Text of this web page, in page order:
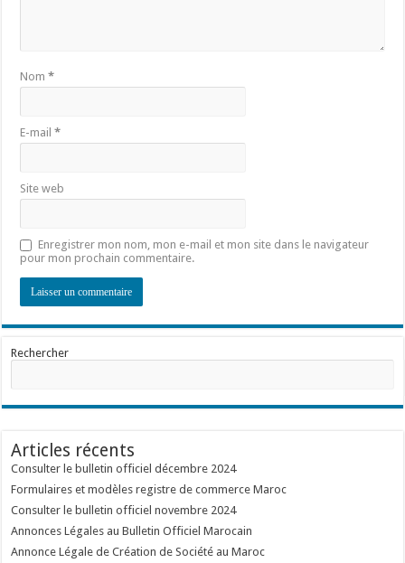
Nom*
E-mail*
Site web
Enregistrer mon nom, mon e-mail et mon site dans le navigateur
pour mon prochain commentaire.
Rechercher
Articles récents
Consulter le bulletin officiel décembre 2024
Formulaires et modèles registre de commerce Maroc
Consulter le bulletin officiel novembre 2024
Annonces Légales au Bulletin Officiel Marocain
Annonce Légale de Création de Société au Maroc